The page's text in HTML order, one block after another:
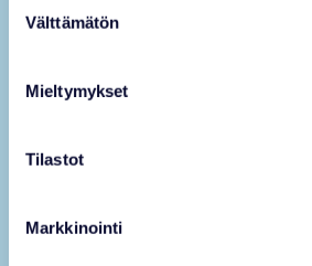
valinta
Välttämätön
Mieltymykset
Tilastot
Markkinointi
Perusmallissa pyydämme oikeuden
mainonta) sovitaan aina erikseen
samalla tavalla?